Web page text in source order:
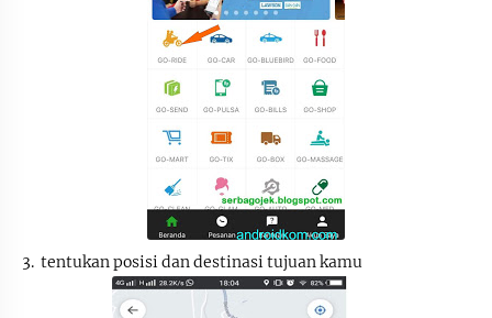
3. tentukan posisi dan destinasi tujuan kamu